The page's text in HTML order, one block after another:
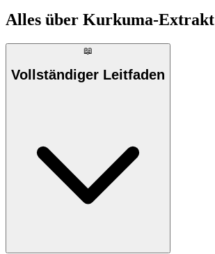
Alles über Kurkuma-Extrakt
📖
Vollständiger Leitfaden